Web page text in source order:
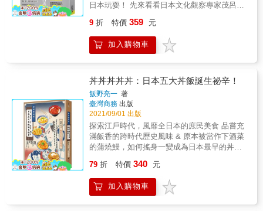
日本玩耍！ 先來看看日本文化觀察專家茂呂美
化，世代關鍵標籤小百科 Miya流的釋義、最在
地的直擊觀察、條理分明的解讀法 最實地考
察、深刻到位的人文趨勢、流行文化 ★ 經典的
同寶可夢一樣有進化型，草食男超進化之後是
認為自己一點都不寬鬆的「達觀世代」！ ★ 新
派日系女子登板&mdash;&mdash;是要當個新
型的大人女子、大叔女子？或是擁有女子力的
魅力女？ ★ 90年代前很流行的全職媽媽「公園
登台」和「鑰匙兒童」，在職業婦女增加，以
及小孩課後活動甚至比大人還多，已成為時代
遺跡的死語。 新版內容增訂&mdash;&mdash;
˜新增1960年～2020年每十年一個世代的日本大
˜增加2010年以後出現的日本新標籤。 從世代標
籤，窺看日本男女的生活個性、文化學習零時
差&mdash;&mdash; 愛上男不是愛上哪個男
9 折 特價 359 元
加入購物車
丼丼丼丼丼：日本五大丼飯誕生祕辛！
飯野亮一 著
臺灣商務 出版
2021/09/01 出版
探索江戶時代，風靡全日本的庶民美食 品嘗充
滿飯香的跨時代歷史風味 & 原本被當作下酒菜
的蒲燒鰻，如何搖身一變成為日本最早的丼
美食親子丼？ 原本來自海外的牛，如何受到歐
洲人影響轉變為日本食材？ 原本薄薄的豬肉
排，又是如何增加厚度，甚至改名為炸豬排？
79 折 特價 340 元
加入購物車